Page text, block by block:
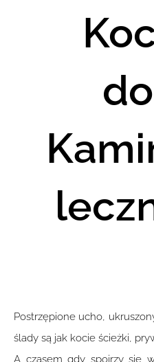
Postrzępione ucho,
ślady są jak kocie ścieżki,
A czasem gdy spojrzy się